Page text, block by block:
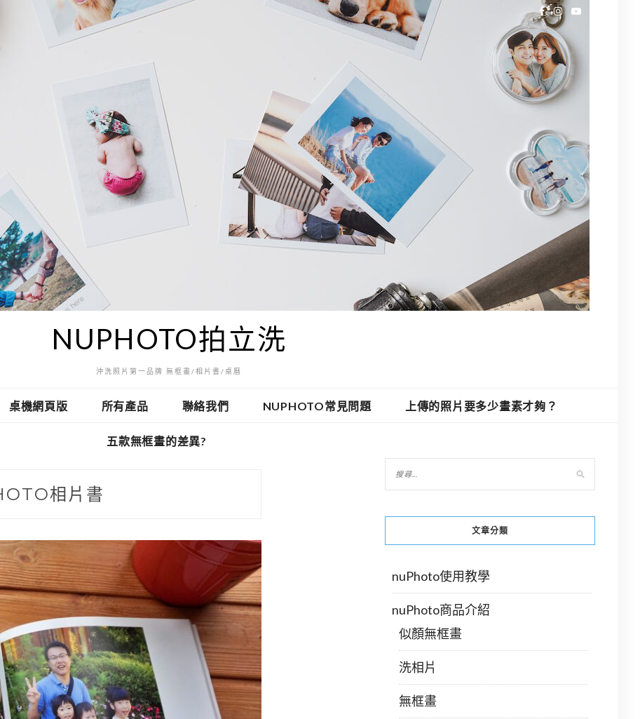
NUPHOTO拍立洗
沖洗照片第一品牌 無框畫/相片書/桌曆
桌機網頁版 所有產品 聯絡我們 NUPHOTO常見問題 上傳的照片要多少畫素才夠？
五款無框畫的差異?
相片書
文章分類
nuPhoto使用教學
nuPhoto商品介紹
似顏無框畫
洗相片
無框畫